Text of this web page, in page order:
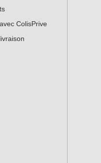
ColisPrive